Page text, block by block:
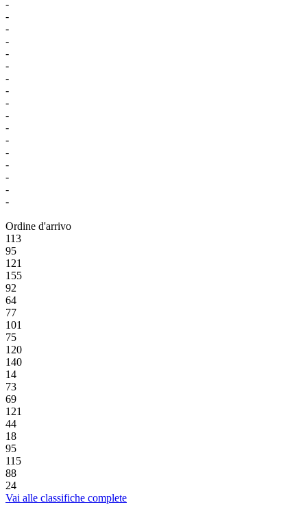
-
-
-
-
-
-
-
-
-
-
-
-
-
-
-
-
-
Ordine d'arrivo
113
95
121
155
92
64
77
101
75
120
140
14
73
69
121
44
18
95
115
88
24
Vai alle classifiche complete